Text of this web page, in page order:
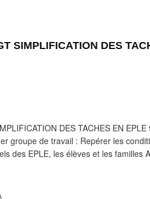
SIMPLIFICATION DES
DES TACHES EN
groupe de travail : Repérer les
des EPLE, les élèves et les familles